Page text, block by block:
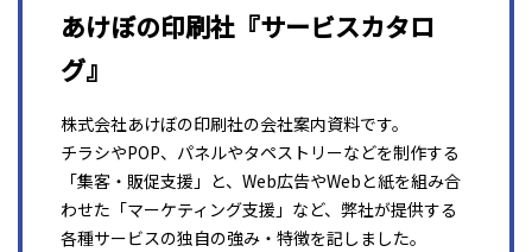
あけぼの印刷社『サービスカタロ
グ』
株式会社あけぼの印刷社の会社案内資料です。
チラシやPOP、パネルやタペストリーなどを制作する
「集客・販促支援」と、Web広告やWebと紙を組み合
わせた「マーケティング支援」など、弊社が提供する
各種サービスの独自の強み・特徴を記しました。